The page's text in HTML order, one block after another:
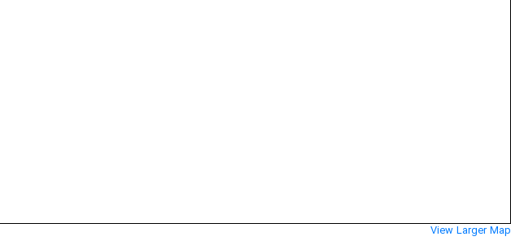
View Larger Map